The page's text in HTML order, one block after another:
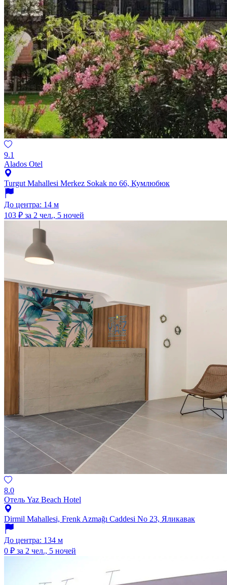
9.1
Alados Otel
Turgut Mahallesi Merkez Sokak no 66, Кумлюбюк
До центра: 14 м
103 ₽ за 2 чел., 5 ночей
8.0
Отель Yaz Beach Hotel
Dirmil Mahallesi, Frenk Azmağı Caddesi No 23, Яликавак
До центра: 134 м
0 ₽ за 2 чел., 5 ночей